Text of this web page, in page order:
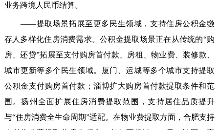
业务跨境人民币结算。
——提取场景拓展至更多民生领域，支持住房公积金缴
存人多样化住房消费需求。公积金提取场景正在从传统的“购
房、还贷”拓展至支付购房首付款、房租、物业费、装修款、
城市更新等多个民生领域。厦门、运城等多个城市支持提取
公积金支付购房首付款；淄博扩大购房首付款提取条件和范
围。扬州全面扩展住房消费提取范围，支持居住品质提升
与“住房消费全生命周期”适配。在物业费提取方面，合肥支持